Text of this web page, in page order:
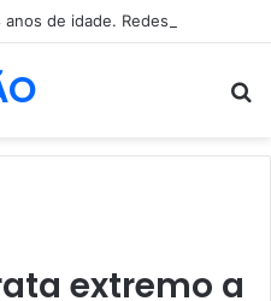
extremo a